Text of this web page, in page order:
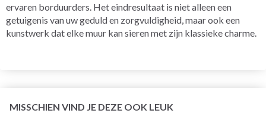
ervaren borduurders. Het eindresultaat is niet alleen een
getuigenis van uw geduld en zorgvuldigheid, maar ook een
kunstwerk dat elke muur kan sieren met zijn klassieke charme.
MISSCHIEN VIND JE DEZE OOK LEUK